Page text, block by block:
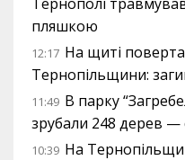
пляшкою
12:17 На щиті
Тернопільщини:
11:49 В парку
зрубали 248 дерев —
10:39 На